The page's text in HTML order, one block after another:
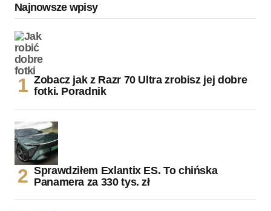
Najnowsze wpisy
Zobacz jak z Razr 70 Ultra zrobisz jej dobre
fotki. Poradnik
Sprawdziłem Exlantix ES. To chińska
Panamera za 330 tys. zł